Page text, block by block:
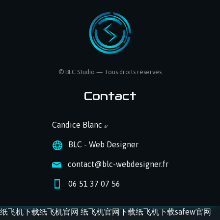
© BLC Studio — Tous droits réservés
Contact
Candice Blanc EI
BLC - Web Designer
contact@blc-webdesigner.fr
06 51 37 07 56
纸飞机下载纸飞机官网 纸飞机官网下载纸飞机下载safew官网